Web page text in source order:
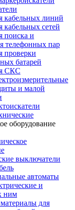
кабельных линий
сетей
поиска и
телефонных пар
проверки
батарей
СКС
и малой
оборудование
выключатели
автоматы
и
ним
для